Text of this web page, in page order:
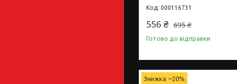
000116731
695 ₴
556 ₴
Готово до відправки
–20%